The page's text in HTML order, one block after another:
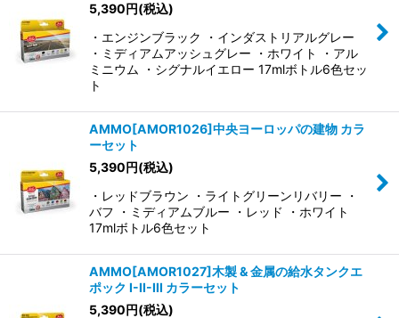
5,390円(税込)
・エンジンブラック ・インダストリアルグレー
・ミディアムアッシュグレー ・ホワイト ・アル
ミニウム ・シグナルイエロー 17mlボトル6色セッ
ト
AMMO[AMOR1026]中央ヨーロッパの建物 カラ
ーセット
5,390円(税込)
・レッドブラウン ・ライトグリーンリバリー ・
バフ ・ミディアムブルー ・レッド ・ホワイト
17mlボトル6色セット
AMMO[AMOR1027]木製 & 金属の給水タンクエ
ポック I-II-III カラーセット
5,390円(税込)